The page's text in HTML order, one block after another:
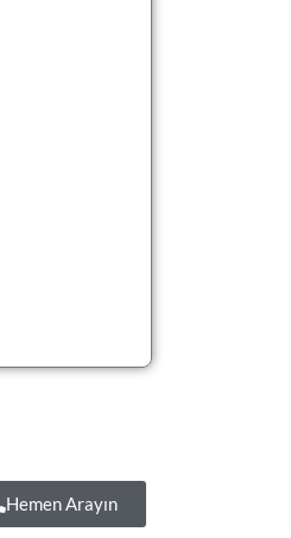
Hemen Arayın